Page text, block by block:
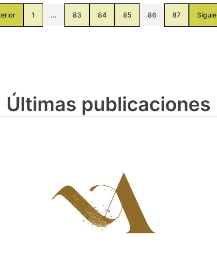
1 … 83 84 85 86 87
Últimas publicaciones